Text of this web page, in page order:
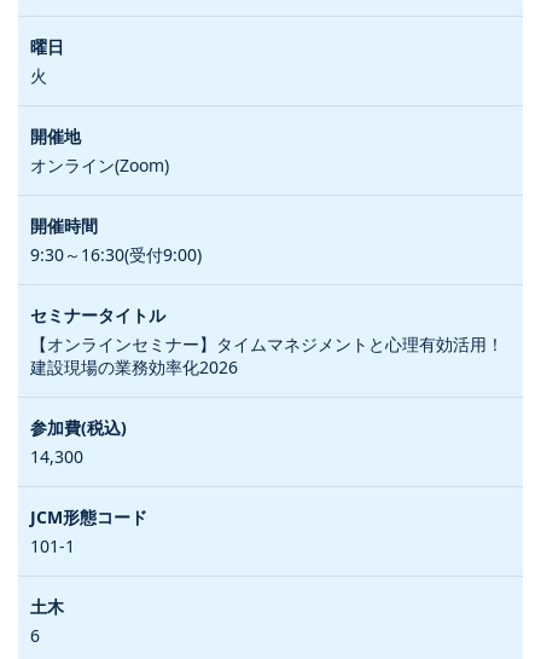
火
オンライン(Zoom)
9:30～16:30(受付9:00)
【オンラインセミナー】タイムマネジメントと心理有効活用！
建設現場の業務効率化2026
14,300
101-1
6